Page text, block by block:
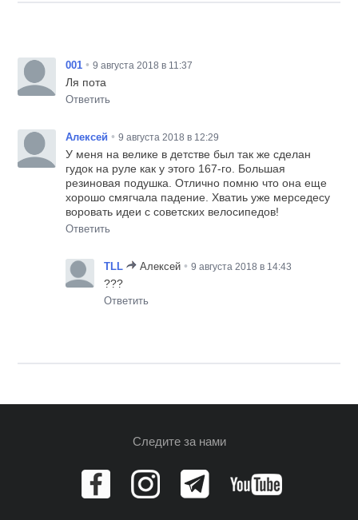
001 • 9 августа 2018 в 11:37
Ля пота
Ответить
Алексей • 9 августа 2018 в 12:29
У меня на велике в детстве был так же сделан
гудок на руле как у этого 167-го. Большая
резиновая подушка. Отлично помню что она еще
хорошо смягчала падение. Хватиь уже мерседесу
воровать идеи с советских велосипедов!
Ответить
TLL Алексей • 9 августа 2018 в 14:43
???
Ответить
Следите за нами